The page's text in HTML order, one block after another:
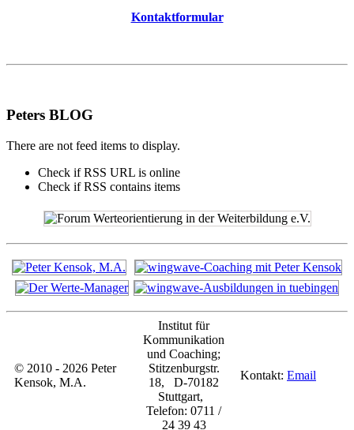
Kontaktformular
Peters BLOG
There are not feed items to display.
Check if RSS URL is online
Check if RSS contains items
© 2010 - 2026 Peter
Kensok, M.A.
Institut für
Kommunikation
und Coaching;
Stitzenburgstr.
18, D-70182
Stuttgart,
Telefon: 0711 /
24 39 43
Kontakt: Email